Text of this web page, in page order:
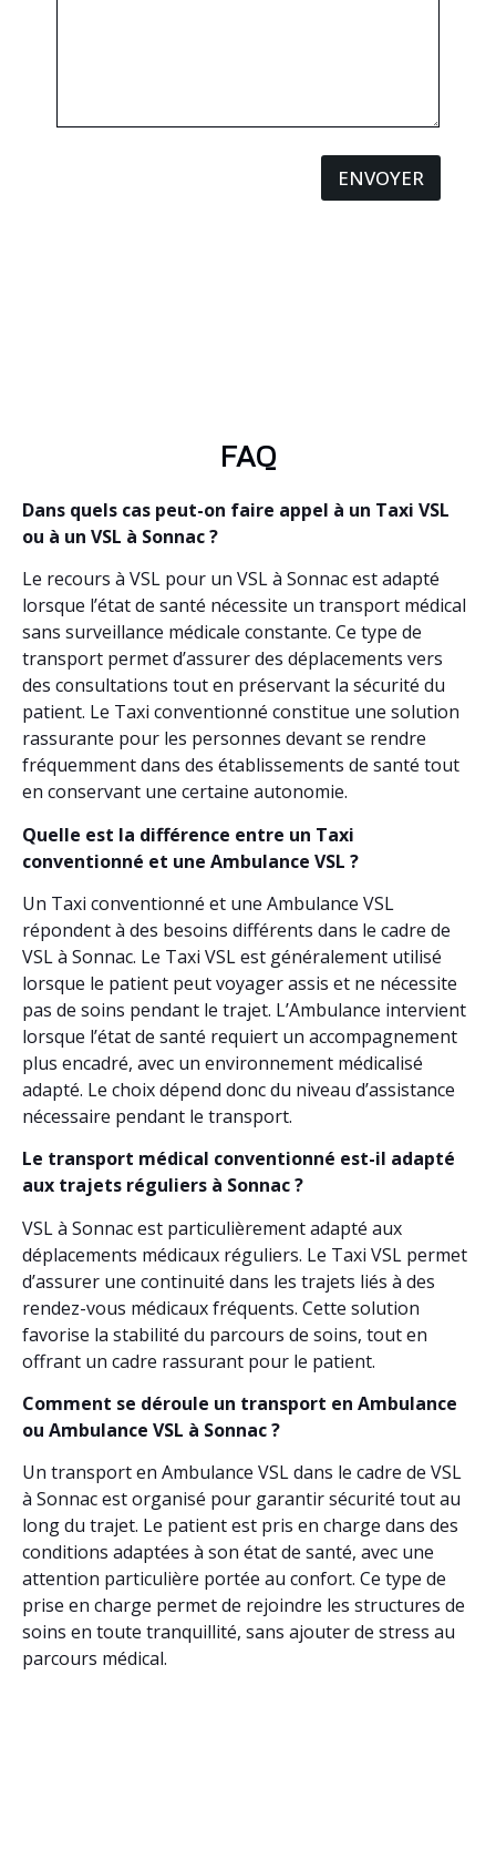
ENVOYER
FAQ
Dans quels cas peut-on faire appel à un Taxi VSL
ou à un VSL à Sonnac ?
Le recours à VSL pour un VSL à Sonnac est adapté
lorsque l’état de santé nécessite un transport médical
sans surveillance médicale constante. Ce type de
transport permet d’assurer des déplacements vers
des consultations tout en préservant la sécurité du
patient. Le Taxi conventionné constitue une solution
rassurante pour les personnes devant se rendre
fréquemment dans des établissements de santé tout
en conservant une certaine autonomie.
Quelle est la différence entre un Taxi
conventionné et une Ambulance VSL ?
Un Taxi conventionné et une Ambulance VSL
répondent à des besoins différents dans le cadre de
VSL à Sonnac. Le Taxi VSL est généralement utilisé
lorsque le patient peut voyager assis et ne nécessite
pas de soins pendant le trajet. L’Ambulance intervient
lorsque l’état de santé requiert un accompagnement
plus encadré, avec un environnement médicalisé
adapté. Le choix dépend donc du niveau d’assistance
nécessaire pendant le transport.
Le transport médical conventionné est-il adapté
aux trajets réguliers à Sonnac ?
VSL à Sonnac est particulièrement adapté aux
déplacements médicaux réguliers. Le Taxi VSL permet
d’assurer une continuité dans les trajets liés à des
rendez-vous médicaux fréquents. Cette solution
favorise la stabilité du parcours de soins, tout en
offrant un cadre rassurant pour le patient.
Comment se déroule un transport en Ambulance
ou Ambulance VSL à Sonnac ?
Un transport en Ambulance VSL dans le cadre de VSL
à Sonnac est organisé pour garantir sécurité tout au
long du trajet. Le patient est pris en charge dans des
conditions adaptées à son état de santé, avec une
attention particulière portée au confort. Ce type de
prise en charge permet de rejoindre les structures de
soins en toute tranquillité, sans ajouter de stress au
parcours médical.